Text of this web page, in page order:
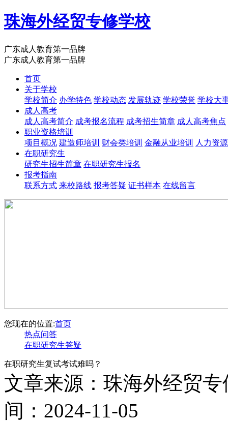
珠海外经贸专修学校
广东成人教育第一品牌
广东成人教育第一品牌
首页
关于学校
学校简介 办学特色 学校动态 发展轨迹 学校荣誉 学校大
成人高考
成人高考简介 成考报名流程 成考招生简章 成人高考焦点
职业资格培训
项目概况 建造师培训 财会类培训 金融从业培训
人力资
在职研究生
研究生招生简章 在职研究生报名
报考指南
联系方式 来校路线 报考答疑 证书样本 在线留言
您现在的位置:首页
热点问答
在职研究生答疑
在职研究生复试考试难吗？
文章来源：珠海外经贸
间：2024-11-05